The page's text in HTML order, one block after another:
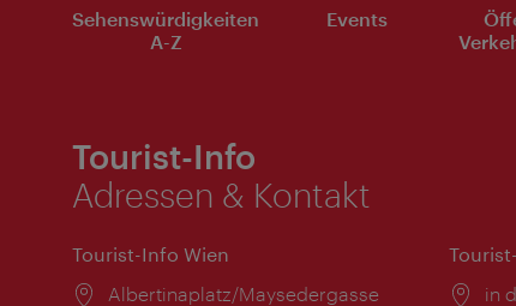
Sehenswürdigkeiten
A-Z
Events
Tourist-Info
Adressen & Kontakt
Tourist-Info Wien
Ort:
Albertinaplatz/Maysedergasse
in